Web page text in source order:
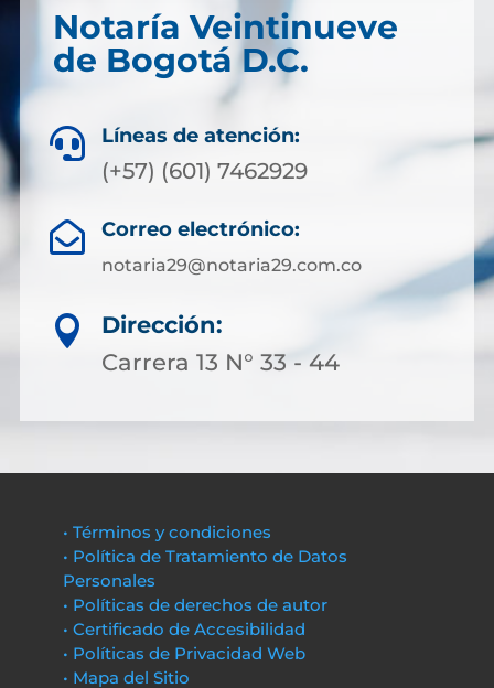
Notaría Veintinueve
de Bogotá D.C.
 Líneas de atención:
(+57) (601) 7462929
 Correo electrónico:
notaria29@notaria29.com.co

Dirección:
Carrera 13 N° 33 - 44
• Términos y condiciones
• Política de Tratamiento de Datos
Personales
• Políticas de derechos de autor
• Certificado de Accesibilidad
• Políticas de Privacidad Web
• Mapa del Sitio